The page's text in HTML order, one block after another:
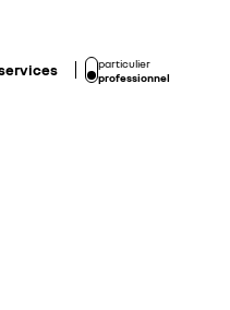
particulier
professionnel